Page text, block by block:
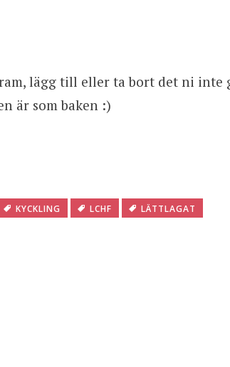
lägg till eller ta bort det ni inte
är som baken :)
KYCKLING LCHF LÄTTLAGAT